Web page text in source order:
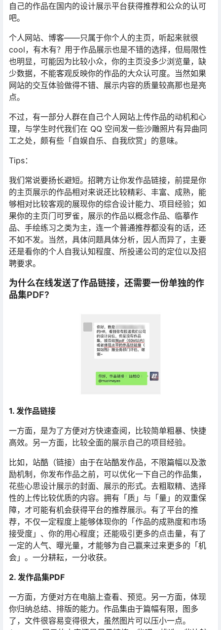
自己的作品在国内的设计展示平台获得推荐和公众的认可
吧。
个人网站、博客——只属于你个人的主页，听起来就很
cool，有木有？用于作品展示也是不错的选择，但局限性
也明显，可能因为比较小众，你的主页没多少浏览量，缺
少数据，不能客观反映你的作品的大众认可度。当然如果
网站的交互体验做得不错、展示内容的质量较高那也是亮
点。
不过，有一部分人群在自己个人网站上传作品的动机和心
理，与学生时代我们在 QQ 空间发一些沙雕照片有异曲同
工之处，颇有些「自娱自乐、自我欣赏」的意味。
Tips：
我们常说要扬长避短。招聘方让你发作品链接，前提是你
的主页展示的作品相对来说还比较精彩、丰富、成熟，能
够相对比较客观的展现你的综合设计能力、项目经验；如
果你的主页门可罗雀，展示的作品以概念作品、临摹作
品、手绘练习之类为主，连一个普通推荐都没有的话，还
不如不发。当然，具体问题具体分析，因人而异了，主要
还是看你的个人自我认知程度、所投递公司的定位以及招
聘要求。
为什么在线发送了作品链接，还需要一份单独的作
品集PDF?
1. 发作品链接
一方面，是为了方便对方快速查阅，比较简单粗暴、快捷
高效。另一方面，比较全面的展示自己的项目经验。
比如，站酷（链接）由于在站酷发作品，不限篇幅以及激
励机制，你发布作品之前，可以优化一下自己的作品集，
花些心思设计展示的封面、展示的形式。去粗取精、选择
性的上传比较优质的内容。拥有「质」与「量」的双重保
障，才可能有机会获得平台的推荐展示。有了平台的推
荐，不仅一定程度上能够体现你的「作品的成熟度和市场
接受度」、你的用心程度；还能吸引更多的点击量，有了
一定的人气、曝光量，才能够为自己赢来过来更多的「机
会」。一分耕耘，一分收获。
2. 发作品集PDF
一方面，方便对方在电脑上查看、预览。另一方面，体现
你归纳总结、排版的能力。作品集由于篇幅有限，图多
了，文件很容易变得很大，虽然图片可以压小一点。